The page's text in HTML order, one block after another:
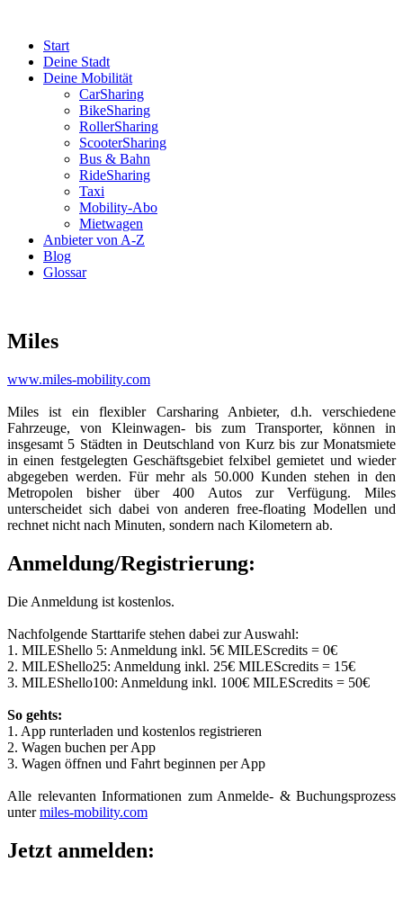
Start
Deine Stadt
Deine Mobilität
CarSharing
BikeSharing
RollerSharing
ScooterSharing
Bus & Bahn
RideSharing
Taxi
Mobility-Abo
Mietwagen
Anbieter von A-Z
Blog
Glossar
Miles
www.miles-mobility.com
Miles ist ein flexibler Carsharing Anbieter, d.h. verschiedene
Fahrzeuge, von Kleinwagen- bis zum Transporter, können in
insgesamt 5 Städten in Deutschland von Kurz bis zur Monatsmiete
in einen festgelegten Geschäftsgebiet felxibel gemietet und wieder
abgegeben werden. Für mehr als 50.000 Kunden stehen in den
Metropolen bisher über 400 Autos zur Verfügung. Miles
unterscheidet sich dabei von anderen free-floating Modellen und
rechnet nicht nach Minuten, sondern nach Kilometern ab.
Anmeldung/Registrierung:
Die Anmeldung ist kostenlos.
Nachfolgende Starttarife stehen dabei zur Auswahl:
1. MILEShello 5: Anmeldung inkl. 5€ MILEScredits = 0€
2. MILEShello25: Anmeldung inkl. 25€ MILEScredits = 15€
3. MILEShello100: Anmeldung inkl. 100€ MILEScredits = 50€
So gehts:
1. App runterladen und kostenlos registrieren
2. Wagen buchen per App
3. Wagen öffnen und Fahrt beginnen per App
Alle relevanten Informationen zum Anmelde- & Buchungsprozess
untermiles-mobility.com
Jetzt anmelden: